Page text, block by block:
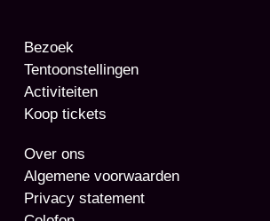
Bezoek
Tentoonstellingen
Activiteiten
Koop tickets
Over ons
Algemene voorwaarden
Privacy statement